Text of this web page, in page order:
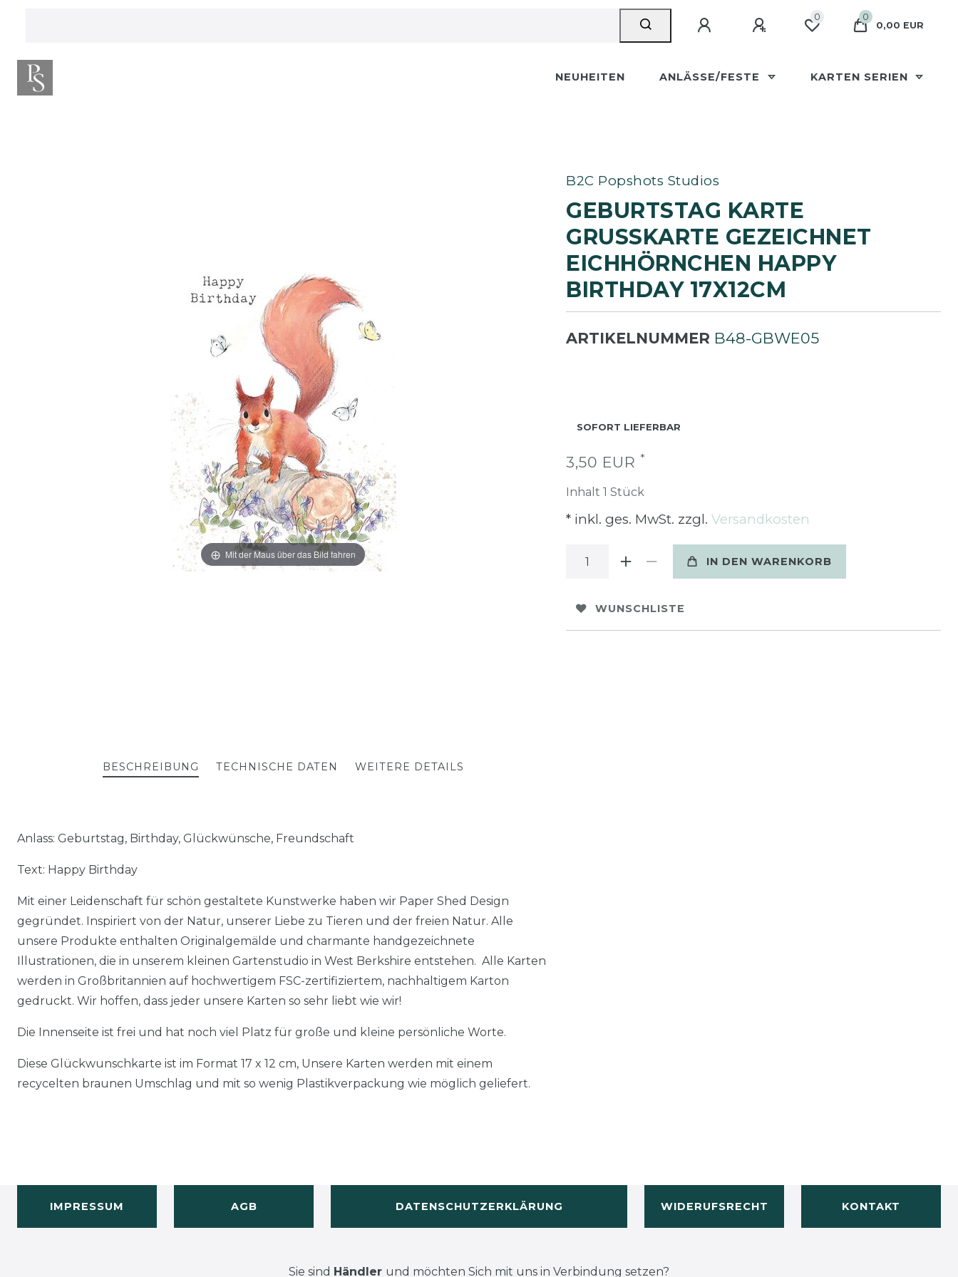
0
0
0,00 EUR
NEUHEITEN ANLÄSSE/FESTE KARTEN SERIEN
Mit der Maus über das Bild fahren
B2C Popshots Studios
GEBURTSTAG KARTE
GRUSSKARTE GEZEICHNET E
ICHHÖRNCHEN HAPPY B
IRTHDAY 17X12CM
ARTIKELNUMMER B48-GBWE05
SOFORT LIEFERBAR
3,50 EUR *
Inhalt 1 Stück
* inkl. ges. MwSt. zzgl. Versandkosten
IN DEN WARENKORB
WUNSCHLISTE
BESCHREIBUNG TECHNISCHE DATEN WEITERE DETAILS
Anlass: Geburtstag, Birthday, Glückwünsche, Freundschaft
Text: Happy Birthday
Mit einer Leidenschaft für schön gestaltete Kunstwerke haben wir Paper Shed Design
gegründet. Inspiriert von der Natur, unserer Liebe zu Tieren und der freien Natur. Alle
unsere Produkte enthalten Originalgemälde und charmante handgezeichnete
Illustrationen, die in unserem kleinen Gartenstudio in West Berkshire entstehen. Alle Karten
werden in Großbritannien auf hochwertigem FSC-zertifiziertem, nachhaltigem Karton
gedruckt. Wir hoffen, dass jeder unsere Karten so sehr liebt wie wir!
Die Innenseite ist frei und hat noch viel Platz für große und kleine persönliche Worte.
Diese Glückwunschkarte ist im Format 17 x 12 cm, Unsere Karten werden mit einem
recycelten braunen Umschlag und mit so wenig Plastikverpackung wie möglich geliefert.
IMPRESSUM AGB DATENSCHUTZERKLÄRUNG WIDERUFSRECHT KONTAKT
Sie sind Händler und möchten Sich mit uns in Verbindung setzen?